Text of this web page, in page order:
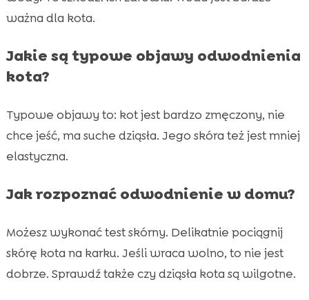
ważna dla kota.
Jakie są typowe objawy odwodnienia
kota?
Typowe objawy to: kot jest bardzo zmęczony, nie
chce jeść, ma suche dziąsła. Jego skóra też jest mniej
elastyczna.
Jak rozpoznać odwodnienie w domu?
Możesz wykonać test skórny. Delikatnie pociągnij
skórę kota na karku. Jeśli wraca wolno, to nie jest
dobrze. Sprawdź także czy dziąsła kota są wilgotne.